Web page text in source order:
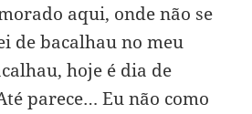
aqui, onde não se
de bacalhau no meu
hoje é dia de
parece… Eu não como